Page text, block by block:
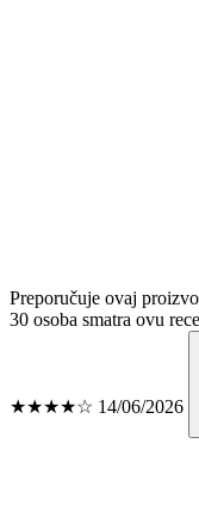
Preporučuje ovaj
30 osoba smatra ovu
★★★★☆ 14/06/2026